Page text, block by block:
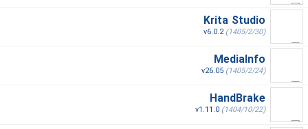
Krita Studio
v6.0.2(1405/2/30)
MediaInfo
v26.05 (1405/2/24)
HandBrake
v1.11.0 (1404/10/22)